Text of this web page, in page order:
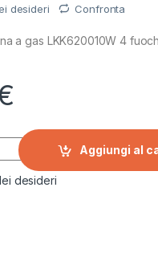
desideri Confronta
a gas LKK620010W 4
a gas LKK620010W 4
Aggiungi al
desideri